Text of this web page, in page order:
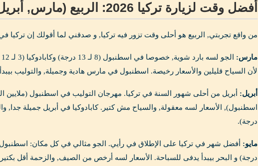
أفضل وقت لزيارة تركيا 2026: الربيع (مارس, أبريل, مايو)
من واقع تجربتي, الربيع هو أحلى وقت تزور فيه تركيا, و صدقني لما أقولك إن تركيا
مارس:
لأن السياح قليلين والأسعار رخيصة. اسطنبول في مارس هادية وجميلة, والتوليب
أبريل:
درجة).
مايو:
درجة) و البحر بيبدأ يدفى للسباحة. الأسعار لسه أرخص من الصيف, والزحمة أقل